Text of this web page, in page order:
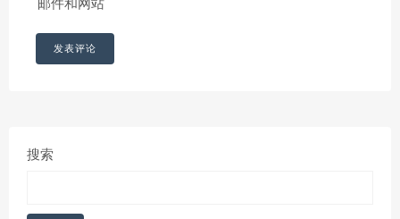
邮件和网站
搜索